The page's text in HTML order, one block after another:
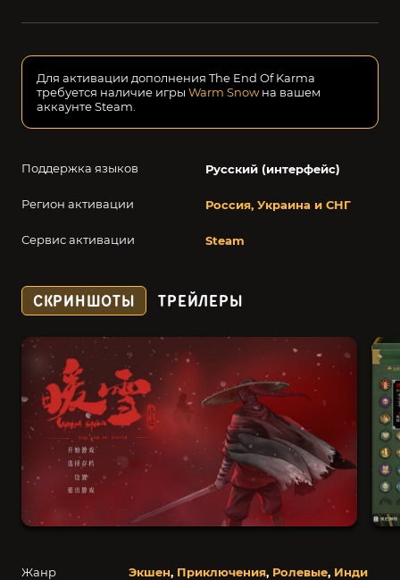
Поддержка языков Русский (интерфейс)
Регион активации Россия, Украина и СНГ
Сервис активации Steam
Для активации дополнения The End Of Karma
требуется наличие игры Warm Snowна вашем
аккаунте Steam.
Жанр Экшен, Приключения, Ролевые, Инди
СКРИНШОТЫ ТРЕЙЛЕРЫ